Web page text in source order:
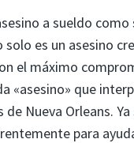
a sueldo
solo es un asesino
el máximo
«asesino» que
de Nueva Orleans.
para